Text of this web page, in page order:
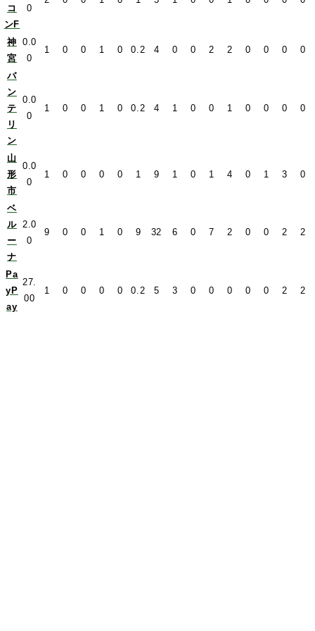
コ
ンF
0
神
宮
0.0
0
1 0 0 1 0 0.2 4 0 0 2 2 0 0 0 0
バ
ン
テ
リ
ン
0.0
0
1 0 0 1 0 0.2 4 1 0 0 1 0 0 0 0
山
形
市
0.0
0
1 0 0 0 0 1 9 1 0 1 4 0 1 3 0
ベ
ル
ー
ナ
2.0
0
9 0 0 1 0 9 32 6 0 7 2 0 0 2 2
Pa
yP
ay
27.
00
1 0 0 0 0 0.2 5 3 0 0 0 0 0 2 2